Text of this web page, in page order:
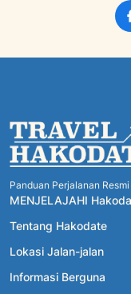
Panduan Perjalanan
MENJELAJAHI
Tentang Hakodate
Lokasi Jalan-jalan
Informasi Berguna